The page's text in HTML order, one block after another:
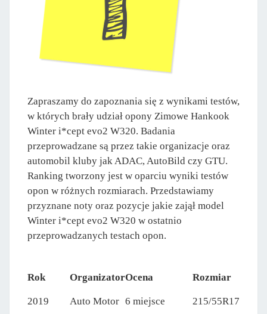
Zapraszamy do zapoznania się z wynikami testów,
w których brały udział opony Zimowe Hankook
Winter i*cept evo2 W320. Badania
przeprowadzane są przez takie organizacje oraz
automobil kluby jak ADAC, AutoBild czy GTU.
Ranking tworzony jest w oparciu wyniki testów
opon w różnych rozmiarach. Przedstawiamy
przyznane noty oraz pozycje jakie zajął model
Winter i*cept evo2 W320 w ostatnio
przeprowadzanych testach opon.
Rok OrganizatorOcena Rozmiar
2019 Auto Motor 6 miejsce
215/55R17